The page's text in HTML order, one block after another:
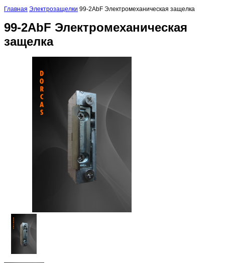
Главная Электрозащелки 99-2AbF Электромеханическая защелка
99-2AbF Электромеханическая
защелка